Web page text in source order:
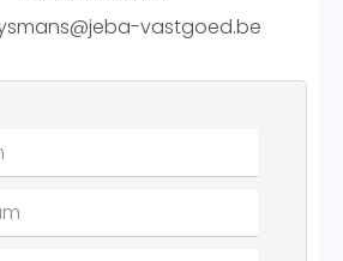
vastgoed.be